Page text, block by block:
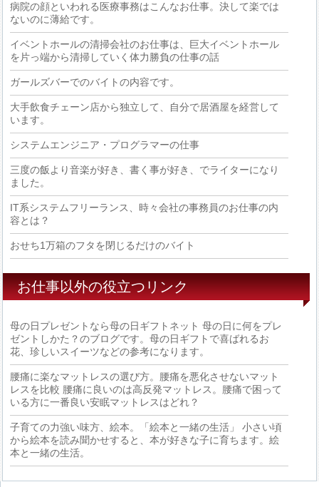
病院の顔といわれる医療事務はこんなお仕事。決して楽では
ないのに薄給です。
イベントホールの清掃会社のお仕事は、巨大イベントホール
を片っ端から清掃していく体力勝負の仕事の話
ガールズバーでのバイトの内容です。
大手飲食チェーン店から独立して、自分で居酒屋を経営して
います。
システムエンジニア・プログラマーの仕事
三度の飯より音楽が好き、書く事が好き、でライターになり
ました。
IT系システムフリーランス、時々会社の事務員のお仕事の内
容とは？
おせち1万箱のフタを閉じるだけのバイト
お仕事以外の役立つリンク
母の日プレゼントなら母の日ギフトネット 母の日に何をプレ
ゼントしかた？のブログです。母の日ギフトで喜ばれるお
花、珍しいスイーツなどの参考になります。
腰痛に楽なマットレスの選び方。腰痛を悪化させないマット
レスを比較 腰痛に良いのは高反発マットレス。腰痛で困って
いる方に一番良い安眠マットレスはどれ？
子育ての力強い味方、絵本。「絵本と一緒の生活」
小さい頃
から絵本を読み聞かせすると、本が好きな子に育ちます。絵
本と一緒の生活。